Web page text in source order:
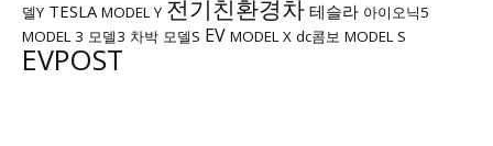
델Y TESLA MODEL Y 전기친환경차 테슬라 아이오닉5
MODEL 3 모델3 차박 모델S EV MODEL X dc콤보 MODEL S
EVPOST